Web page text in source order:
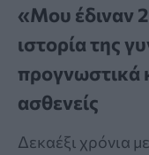
«Μου έδιναν
ιστορία της
προγνωστικά
ασθενείς
Δεκαέξι χρόνια